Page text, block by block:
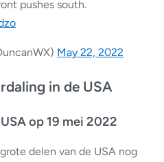
pushes south.
May 22, 2022
in de USA
op 19 mei 2022
delen van de USA nog